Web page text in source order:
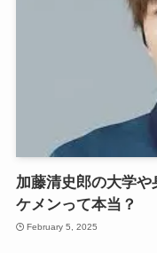
加藤清史郎の大学
ケメンって本当？
February 5, 2025